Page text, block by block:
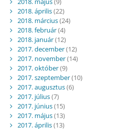
2018. április(22)
2018. március(24)
2018. február(4)
2018. január(12)
2017. december(12)
2017. november(14)
2017. október(9)
2017. szeptember(10)
2017. augusztus(6)
2017. július(7)
2017. június(15)
2017. május(13)
2017. április(13)